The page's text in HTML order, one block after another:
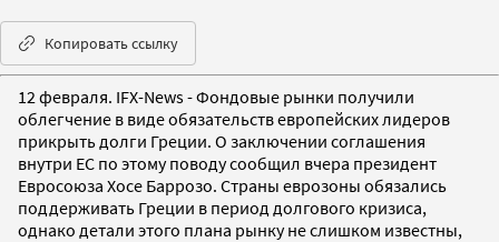
Копировать ссылку
12 февраля. IFX-News - Фондовые рынки получили
облегчение в виде обязательств европейских лидеров
прикрыть долги Греции. О заключении соглашения
внутри ЕС по этому поводу сообщил вчера президент
Евросоюза Хосе Баррозо. Страны еврозоны обязались
поддерживать Греции в период долгового кризиса,
однако детали этого плана рынку не слишком известны,